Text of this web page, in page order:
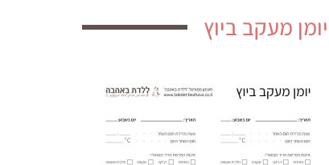
יומן מעקב ביוץ